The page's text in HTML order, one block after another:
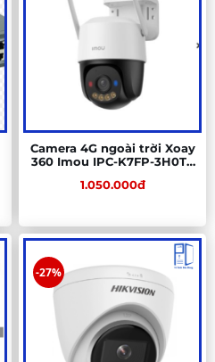
Camera 4G ngoài trời Xoay
360 Imou IPC-K7FP-3H0TE
1.050.000đ
-27%